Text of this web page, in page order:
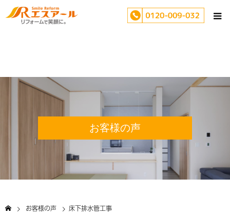
お客様の声
お客様の声 床下排水管工事